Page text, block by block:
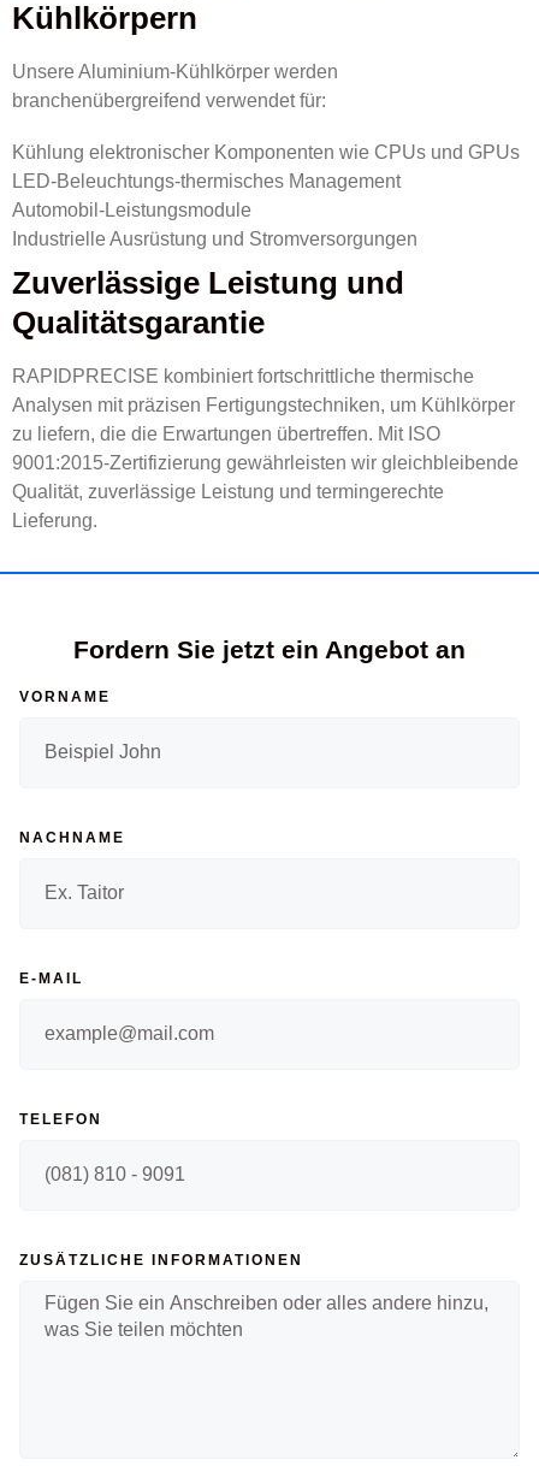
Kühlkörpern
Unsere Aluminium-Kühlkörper werden
branchenübergreifend verwendet für:
Kühlung elektronischer Komponenten wie CPUs und GPUs
LED-Beleuchtungs-thermisches Management
Automobil-Leistungsmodule
Industrielle Ausrüstung und Stromversorgungen
Zuverlässige Leistung und
Qualitätsgarantie
RAPIDPRECISE kombiniert fortschrittliche thermische
Analysen mit präzisen Fertigungstechniken, um Kühlkörper
zu liefern, die die Erwartungen übertreffen. Mit ISO
9001:2015-Zertifizierung gewährleisten wir gleichbleibende
Qualität, zuverlässige Leistung und termingerechte
Lieferung.
Fordern Sie jetzt ein Angebot an
VORNAME
NACHNAME
E-MAIL
TELEFON
ZUSÄTZLICHE INFORMATIONEN